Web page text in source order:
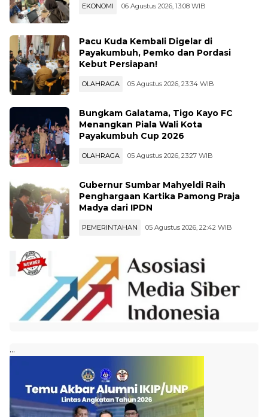
EKONOMI 06 Agustus 2026, 13:08 WIB
Pacu Kuda Kembali Digelar di
Payakumbuh, Pemko dan Pordasi
Kebut Persiapan!
OLAHRAGA 05 Agustus 2026, 23:34 WIB
Bungkam Galatama, Tigo Kayo FC
Menangkan Piala Wali Kota
Payakumbuh Cup 2026
OLAHRAGA 05 Agustus 2026, 23:27 WIB
Gubernur Sumbar Mahyeldi Raih
Penghargaan Kartika Pamong Praja
Madya dari IPDN
PEMERINTAHAN 05 Agustus 2026, 22:42 WIB
...